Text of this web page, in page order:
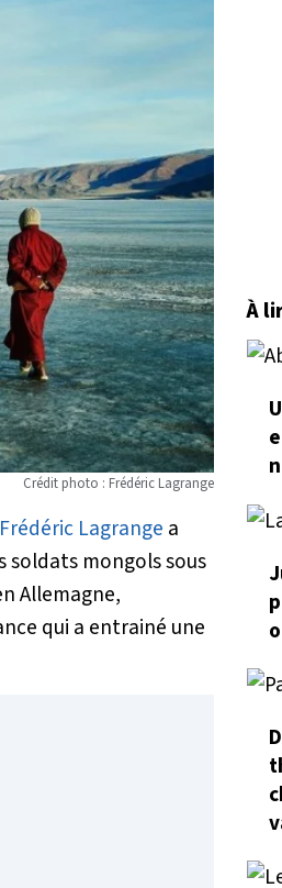
Crédit photo : Frédéric Lagrange
Frédéric Lagrange a
soldats mongols sous
Allemagne,
qui a entrainé une
À